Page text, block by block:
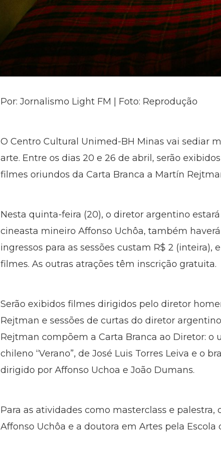
Por: Jornalismo Light FM | Foto: Reprodução
O Centro Cultural Unimed-BH Minas vai sediar
arte. Entre os dias 20 e 26 de abril, serão
filmes oriundos da Carta Branca a Martín
Nesta quinta-feira (20), o diretor argentino
cineasta mineiro Affonso Uchôa, também
ingressos para as sessões custam R$ 2
filmes. As outras atrações têm inscrição gratuita.
Serão exibidos filmes dirigidos pelo diretor
Rejtman e sessões de curtas do diretor
Rejtman compõem a Carta Branca ao Diretor: o
chileno “Verano”, de José Luis Torres Leiva e o
dirigido por Affonso Uchoa e João Dumans.
Para as atividades como masterclass e
Affonso Uchôa e a doutora em Artes pela Escola